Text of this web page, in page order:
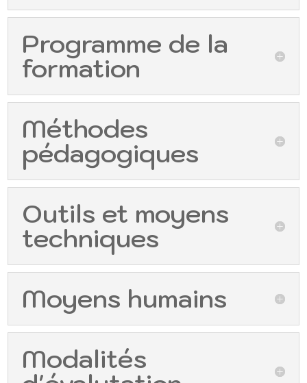
Programme de la
formation
Méthodes
pédagogiques
Outils et moyens
techniques
Moyens humains
Modalités